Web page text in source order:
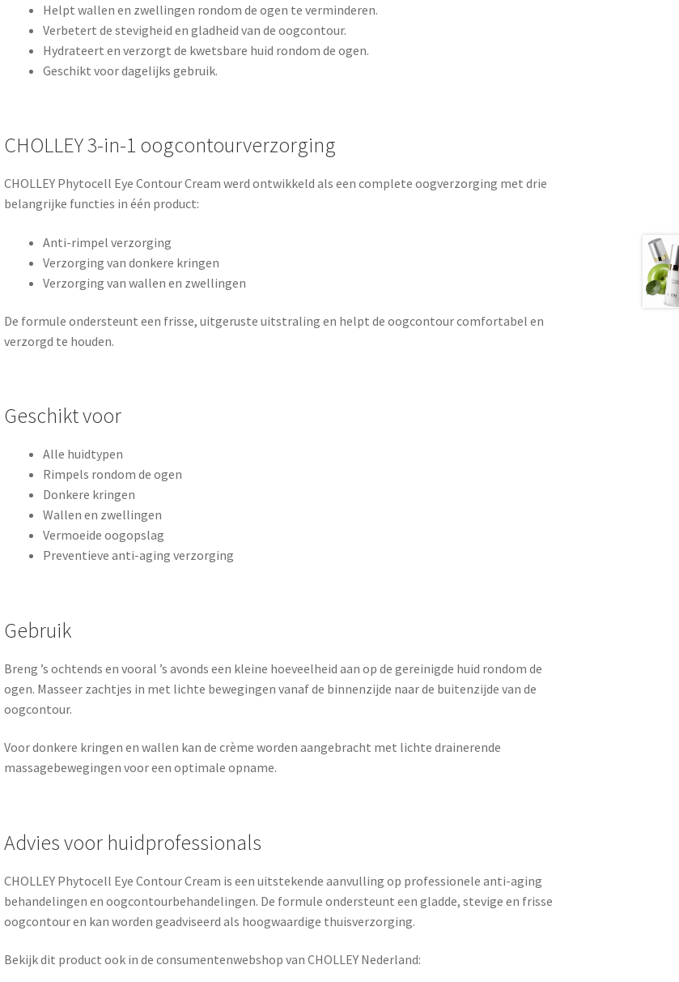
Helpt wallen en zwellingen rondom de ogen te verminderen.
Verbetert de stevigheid en gladheid van de oogcontour.
Hydrateert en verzorgt de kwetsbare huid rondom de ogen.
Geschikt voor dagelijks gebruik.
CHOLLEY 3-in-1 oogcontourverzorging
CHOLLEY Phytocell Eye Contour Cream werd ontwikkeld als een complete oogverzorging met drie
belangrijke functies in één product:
Anti-rimpel verzorging
Verzorging van donkere kringen
Verzorging van wallen en zwellingen
De formule ondersteunt een frisse, uitgeruste uitstraling en helpt de oogcontour comfortabel en
verzorgd te houden.
Geschikt voor
Alle huidtypen
Rimpels rondom de ogen
Donkere kringen
Wallen en zwellingen
Vermoeide oogopslag
Preventieve anti-aging verzorging
Gebruik
Breng ’s ochtends en vooral ’s avonds een kleine hoeveelheid aan op de gereinigde huid rondom de
ogen. Masseer zachtjes in met lichte bewegingen vanaf de binnenzijde naar de buitenzijde van de
oogcontour.
Voor donkere kringen en wallen kan de crème worden aangebracht met lichte drainerende
massagebewegingen voor een optimale opname.
Advies voor huidprofessionals
CHOLLEY Phytocell Eye Contour Cream is een uitstekende aanvulling op professionele anti-aging
behandelingen en oogcontourbehandelingen. De formule ondersteunt een gladde, stevige en frisse
oogcontour en kan worden geadviseerd als hoogwaardige thuisverzorging.
Bekijk dit product ook in de consumentenwebshop van CHOLLEY Nederland: